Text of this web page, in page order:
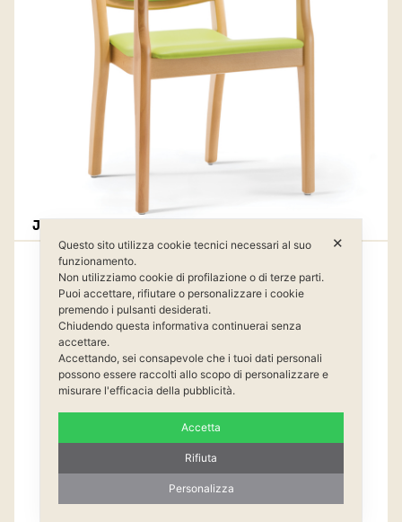
JOY 1C1/WK
✕
Questo sito utilizza cookie tecnici necessari al suo
funzionamento.
Non utilizziamo cookie di profilazione o di terze parti.
Puoi accettare, rifiutare o personalizzare i cookie
premendo i pulsanti desiderati.
Chiudendo questa informativa continuerai senza
accettare.
Accettando, sei consapevole che i tuoi dati personali
possono essere raccolti allo scopo di personalizzare e
misurare l'efficacia della pubblicità.
Accetta
Rifiuta
Personalizza